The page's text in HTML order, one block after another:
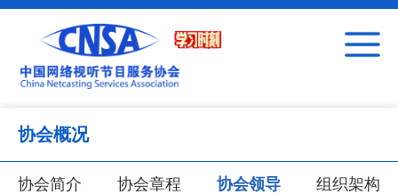
协会概况
协会简介 协会章程 协会领导 组织架构